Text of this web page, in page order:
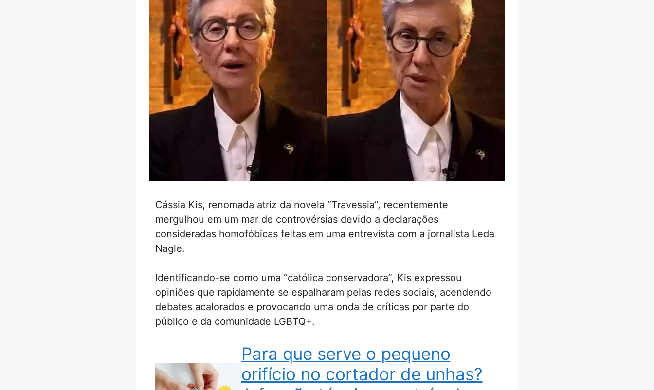
Cássia Kis, renomada atriz da novela “Travessia”, recentemente
mergulhou em um mar de controvérsias devido a declarações
consideradas homofóbicas feitas em uma entrevista com a jornalista Leda
Nagle.
Identificando-se como uma “católica conservadora”, Kis expressou
opiniões que rapidamente se espalharam pelas redes sociais, acendendo
debates acalorados e provocando uma onda de críticas por parte do
público e da comunidade LGBTQ+.
Para que serve o pequeno
orifício no cortador de unhas?